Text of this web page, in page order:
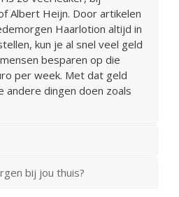
Albert Heijn. Door artikelen
Haarlotion altijd in
kun je al snel veel geld
besparen op die
per week. Met dat geld
andere dingen doen zoals
bij jou thuis?